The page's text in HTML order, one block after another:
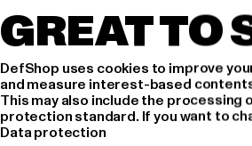
GREAT TO
DefShop uses cookies to improve
and measure interest-based
This may also include the processing
protection standard. If you want to
Data protection